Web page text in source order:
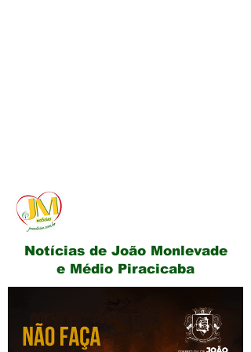
Notícias de João Monlevade
e Médio Piracicaba